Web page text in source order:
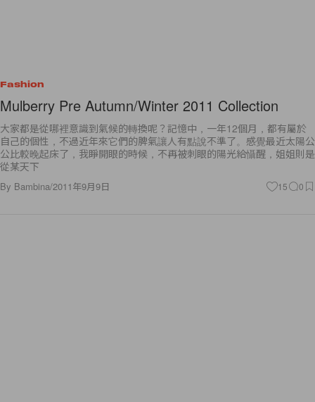
Fashion
Mulberry Pre Autumn/Winter 2011 Collection
大家都是從哪裡意識到氣候的轉換呢？記憶中，一年12個月，都有屬於
自己的個性，不過近年來它們的脾氣讓人有點說不準了。感覺最近太陽公
公比較晚起床了，我睜開眼的時候，不再被刺眼的陽光給懾醒，姐姐則是
從某天下
By Bambina/2011年9月9日 15 0